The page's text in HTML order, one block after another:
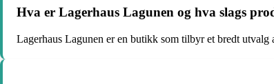
Hva er Lagerhaus Lagunen og hva slags
Lagerhaus Lagunen er en butikk som tilbyr et bredt